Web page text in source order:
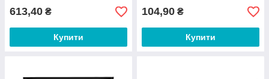
613,40 ₴
Купити
104,90 ₴
Купити